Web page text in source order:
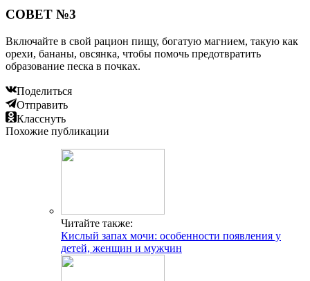
СОВЕТ №3
Включайте в свой рацион пищу, богатую магнием, такую как
орехи, бананы, овсянка, чтобы помочь предотвратить
образование песка в почках.
Поделиться
Отправить
Класснуть
Похожие публикации
Читайте также:
Кислый запах мочи: особенности появления у
детей, женщин и мужчин